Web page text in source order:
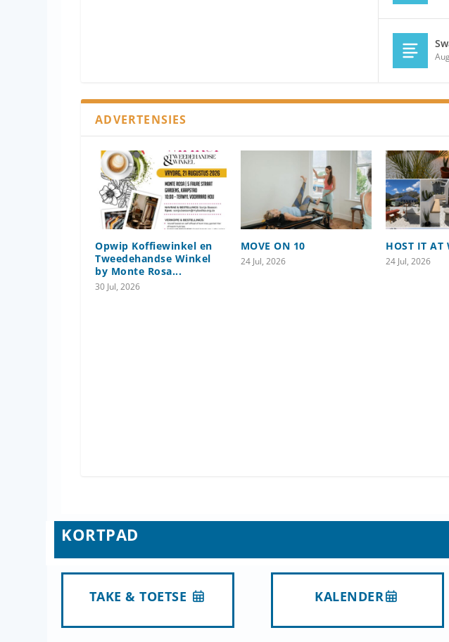
ADVERTENSIES
Opwip Koffiewinkel en
Tweedehandse Winkel
by Monte Rosa...
30 Jul, 2026
MOVE ON 10
24 Jul, 2026
HOST IT AT
24 Jul, 2026
KORTPAD
TAKE & TOETSE KALENDER